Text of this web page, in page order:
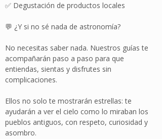
✅ Degustación de productos locales
💬 ¿Y si no sé nada de astronomía?
No necesitas saber nada. Nuestros guías te
acompañarán paso a paso para que
entiendas, sientas y disfrutes sin
complicaciones.
Ellos no solo te mostrarán estrellas: te
ayudarán a ver el cielo como lo miraban los
pueblos antiguos, con respeto, curiosidad y
asombro.